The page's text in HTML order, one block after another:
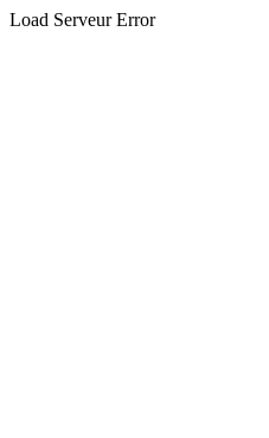
Load Serveur Error